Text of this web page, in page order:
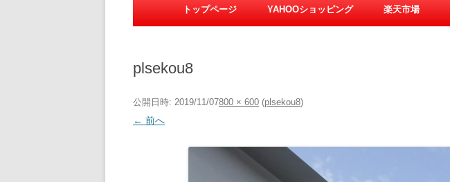
トップページ YAHOOショッピング 楽天市場
plsekou8
公開日時: 2019/11/07800 × 600 (plsekou8)
← 前へ